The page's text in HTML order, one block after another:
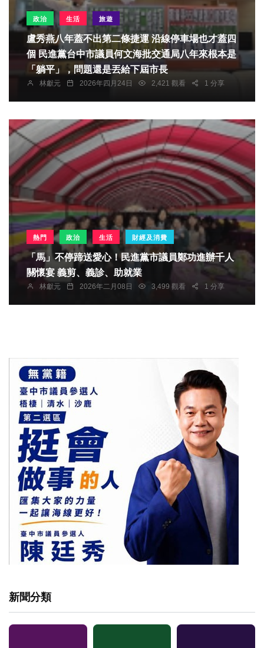
政治 生活 旅遊
盧秀燕八年蓋不出第二條捷運 沿線停車場也才蓋四
個 民進黨台中市議員何文海批交通局八年來根本是
「躺平」，問題還是丟給下屆市長
林獻元 2026年四月24日 2,421 觀看 1 分享
熱門 政治 生活 財經及消費
「馬」不停蹄送愛心！民進黨市議員鄭功進辦千人
關懷宴 義剪、義診、助就業
林獻元 2026年二月08日 3,499 觀看 1 分享
新聞分類